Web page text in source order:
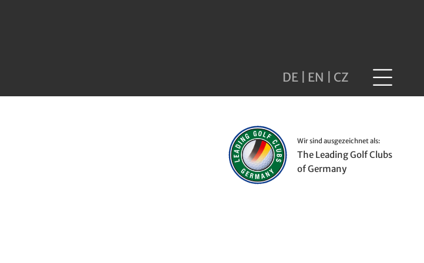
DE EN CZ
Wir sind ausgezeichnet als:
The Leading Golf Clubs
of Germany